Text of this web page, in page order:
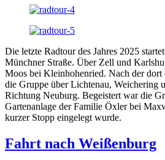
Die letzte Radtour des Jahres 2025
Münchner Straße. Über Zell und
Moos bei Kleinhohenried. Nach der dort
die Gruppe über Lichtenau, Weichering
Richtung Neuburg. Begeistert war die
Gartenanlage der Familie Öxler bei
kurzer Stopp eingelegt wurde.
Fahrt nach Weißenburg